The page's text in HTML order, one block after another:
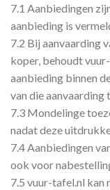
7.1 Aanbiedingen
aanbieding is
7.2 Bij aanvaarding
koper, behoudt
aanbieding binnen
van die aanvaarding
7.3 Mondelinge
nadat deze
7.4 Aanbiedingen
ook voor
7.5 vuur-tafel.nl kan